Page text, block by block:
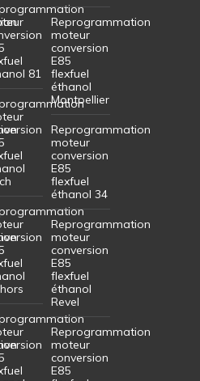
81
Reprogrammation
moteur
conversion
E85
flexfuel
éthanol
Montpellier
Reprogrammation
moteur
conversion
E85
flexfuel
éthanol 34
Reprogrammation
moteur
conversion
E85
flexfuel
éthanol
Revel
Reprogrammation
moteur
conversion
E85